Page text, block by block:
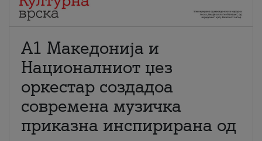
А1 Македонија и
Националниот џез
оркестар создадоа
современа музичка
приказна инспирирана од